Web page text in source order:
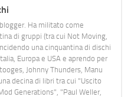
Ha militato come
di gruppi (tra cui Not Moving,
una cinquantina di dischi
Europa e USA e aprendo per
Johnny Thunders, Manu
decina di libri tra cui "Uscito
Generations", "Paul Weller,